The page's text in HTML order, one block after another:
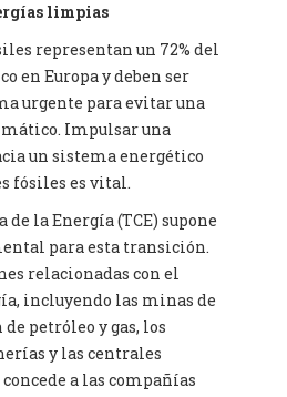
limpias
representan un 72% del
en Europa y deben ser
urgente para evitar una
Impulsar una
un sistema energético
fósiles es vital.
de la Energía (TCE) supone
para esta transición.
relacionadas con el
incluyendo las minas de
petróleo y gas, los
y las centrales
a las compañías